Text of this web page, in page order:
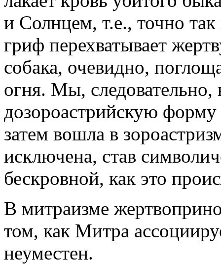
и Солнцем, т.е., точно
гриф перехватывает
собака, очевидно,
огня. Мы,
дозороастрийскую
затем вошла в
исключена, став
бескровной, как это
В митраизме
том, как Митра
неуместен.